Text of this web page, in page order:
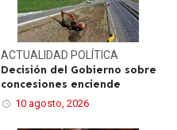
ACTUALIDAD POLÍTICA
Decisión del Gobierno sobre
concesiones enciende
10 agosto, 2026